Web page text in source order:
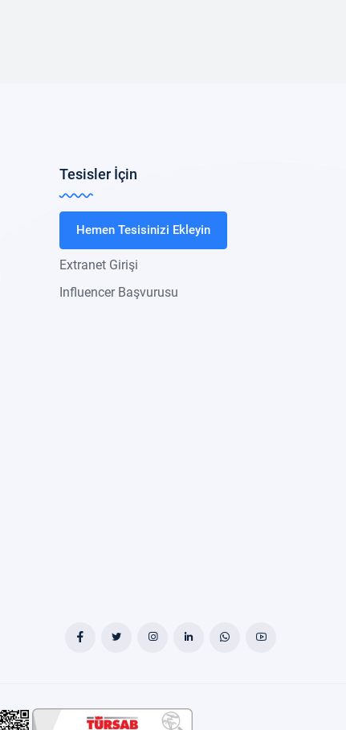
Tesisler İçin
Hemen Tesisinizi Ekleyin
Extranet Girişi
Influencer Başvurusu